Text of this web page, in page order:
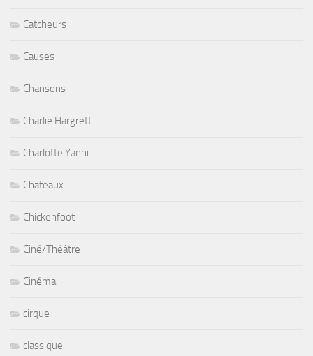
Catcheurs
Causes
Chansons
Charlie Hargrett
Charlotte Yanni
Chateaux
Chickenfoot
Ciné/Théâtre
Cinéma
cirque
classique